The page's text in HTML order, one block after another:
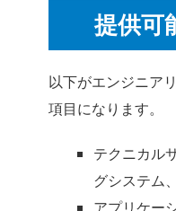
提供可
以下がエンジニア
項目になります。
テクニカル
グシステム